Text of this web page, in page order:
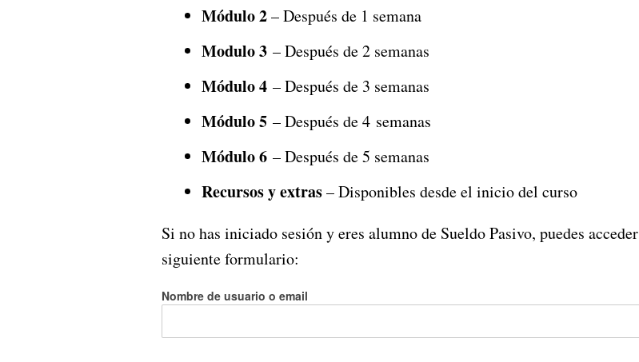
Módulo 2– Después de 1 semana
Modulo 3 – Después de 2 semanas
Módulo 4 – Después de 3 semanas
Módulo 5 – Después de 4 semanas
Módulo 6 – Después de 5 semanas
Recursos y extras– Disponibles desde el inicio del curso
Si no has iniciado sesión y eres alumno de Sueldo Pasivo, puedes
siguiente formulario:
Nombre de usuario o email